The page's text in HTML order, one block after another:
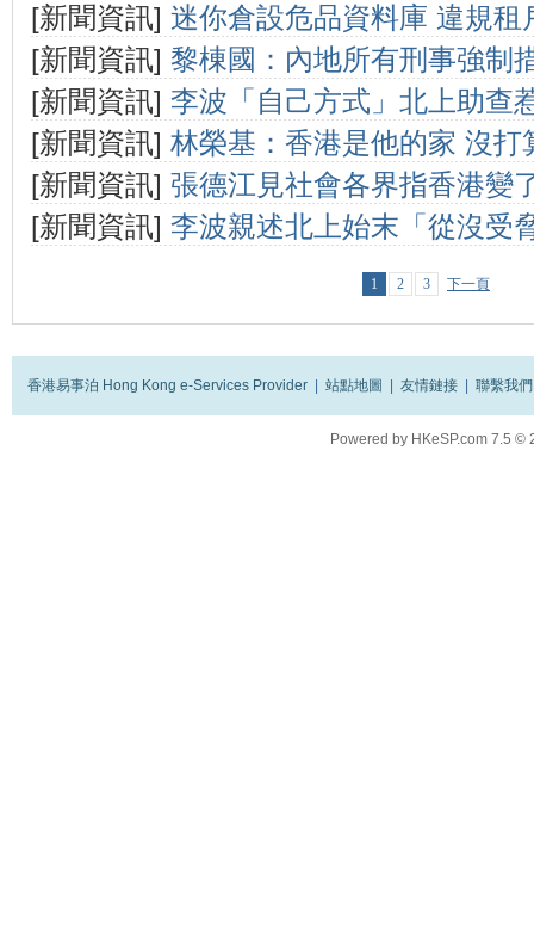
果
[新聞資訊] 迷你倉設危品資料庫 違規租
[新聞資訊] 黎棟國：內地所有刑事強制
[新聞資訊] 李波「自己方式」北上助查
[新聞資訊] 林榮基：香港是他的家 沒打
[新聞資訊] 張德江見社會各界指香港變
[新聞資訊] 李波親述北上始末「從沒受
1 2 3 下一頁
香港易事泊 Hong Kong e-Services Provider 站點地圖 友情鏈接 聯繫我們
Powered by HKeSP.com 7.5 ©